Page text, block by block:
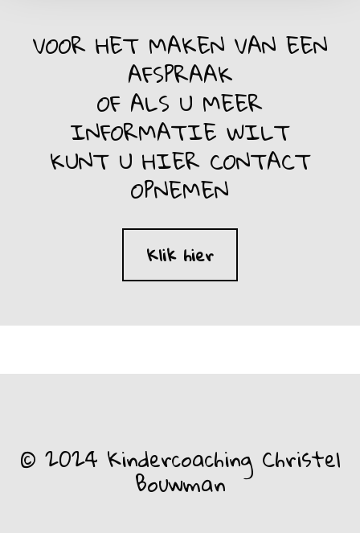
VOOR HET MAKEN VAN EEN
AFSPRAAK
OF ALS U MEER
INFORMATIE WILT
KUNT U HIER CONTACT
OPNEMEN
Klik hier
© 2024 Kindercoaching Christel
Bouwman